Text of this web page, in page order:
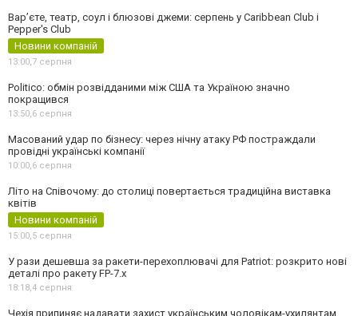
Вар’єте, театр, соул і блюзові джеми: серпень у Caribbean Club і
Pepper's Club
Новини компаній
13:00,7 серпня
Politico: обмін розвідданими між США та Україною значно
покращився
13:50,6 серпня
Масований удар по бізнесу: через нічну атаку РФ постраждали
провідні українські компанії
10:00,6 серпня
Літо на Співочому: до столиці повертається традиційна виставка
квітів
Новини компаній
15:00,5 серпня
У рази дешевша за ракети-перехоплювачі для Patriot: розкрито нові
деталі про ракету FP-7.x
18:18,4 серпня
Чехія припиняє надавати захист українським чоловікам-ухилянтам